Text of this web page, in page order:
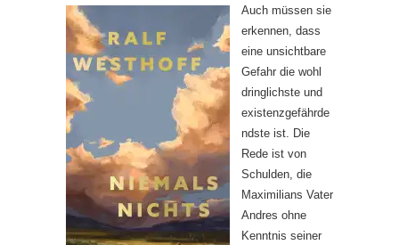
Auch müssen sie
erkennen, dass
eine unsichtbare
Gefahr die wohl
dringlichste und
existenzgefährde
ndste ist. Die
Rede ist von
Schulden, die
Maximilians Vater
Andres ohne
Kenntnis seiner